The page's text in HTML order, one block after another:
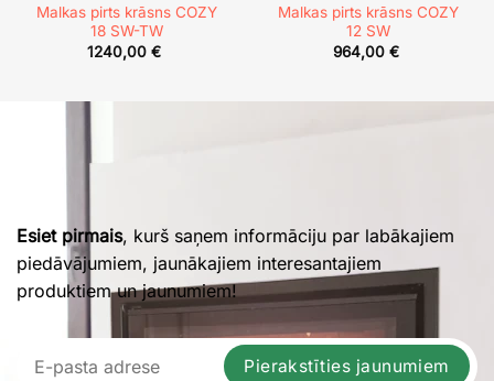
Malkas pirts krāsns COZY
18 SW-TW
1240,00 €
Malkas pirts krāsns COZY
12 SW
964,00 €
Esiet pirmais, kurš saņem informāciju par labākajiem
piedāvājumiem, jaunākajiem interesantajiem
produktiem un jaunumiem!
Pierakstīties jaunumiem